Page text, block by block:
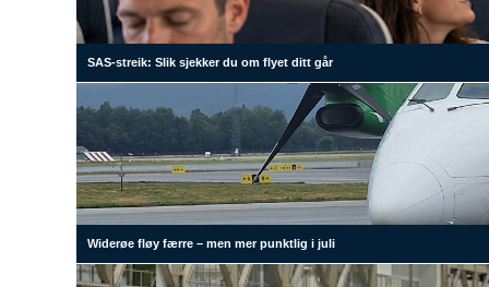
SAS-streik: Slik sjekker du om flyet ditt går
Widerøe fløy færre – men mer punktlig i juli